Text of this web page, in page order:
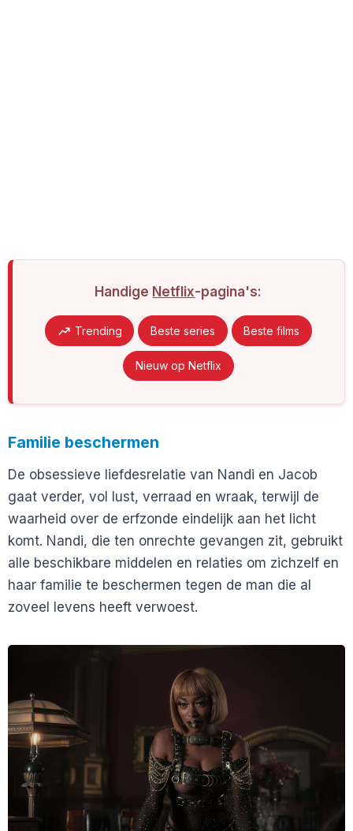
Handige Netflix-pagina's:
Trending Beste series Beste films
Nieuw op Netflix
Familie beschermen
De obsessieve liefdesrelatie van Nandi en Jacob
gaat verder, vol lust, verraad en wraak, terwijl de
waarheid over de erfzonde eindelijk aan het licht
komt. Nandi, die ten onrechte gevangen zit, gebruikt
alle beschikbare middelen en relaties om zichzelf en
haar familie te beschermen tegen de man die al
zoveel levens heeft verwoest.